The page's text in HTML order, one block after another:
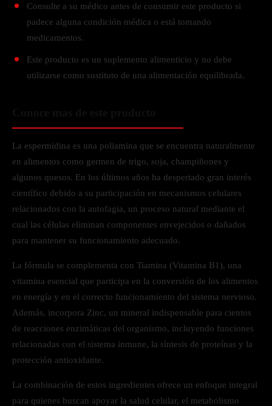
Consulte a su médico antes de consumir este producto si
padece alguna condición médica o está tomando
medicamentos.
Este producto es un suplemento alimenticio y no debe
utilizarse como sustituto de una alimentación equilibrada.
La espermidina es una poliamina que se encuentra naturalmente
en alimentos como germen de trigo, soja, champiñones y
algunos quesos. En los últimos años ha despertado gran interés
científico debido a su participación en mecanismos celulares
relacionados con la autofagia, un proceso natural mediante el
cual las células eliminan componentes envejecidos o dañados
para mantener su funcionamiento adecuado.
La fórmula se complementa con Tiamina (Vitamina B1), una
vitamina esencial que participa en la conversión de los alimentos
en energía y en el correcto funcionamiento del sistema nervioso.
Además, incorpora Zinc, un mineral indispensable para cientos
de reacciones enzimáticas del organismo, incluyendo funciones
relacionadas con el sistema inmune, la síntesis de proteínas y la
protección antioxidante.
La combinación de estos ingredientes ofrece un enfoque integral
para quienes buscan apoyar la salud celular, el metabolismo